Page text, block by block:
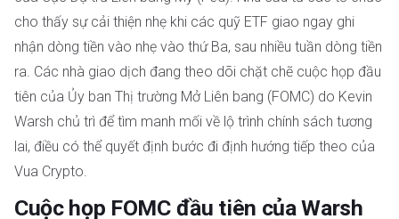
cho thấy sự cải thiện nhẹ khi các quỹ ETF giao ngay ghi
nhận dòng tiền vào nhẹ vào thứ Ba, sau nhiều tuần dòng tiền
ra. Các nhà giao dịch đang theo dõi chặt chẽ cuộc họp đầu
tiên của Ủy ban Thị trường Mở Liên bang (FOMC) do Kevin
Warsh chủ trì để tìm manh mối về lộ trình chính sách tương
lai, điều có thể quyết định bước đi định hướng tiếp theo của
Vua Crypto.
Cuộc họp FOMC đầu tiên của Warsh